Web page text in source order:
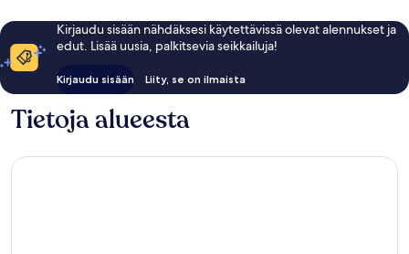
Kirjaudu sisään nähdäksesi käytettävissä olevat alennukset ja
edut. Lisää uusia, palkitsevia seikkailuja!
Kirjaudu sisään Liity, se on ilmaista
Tietoja alueesta